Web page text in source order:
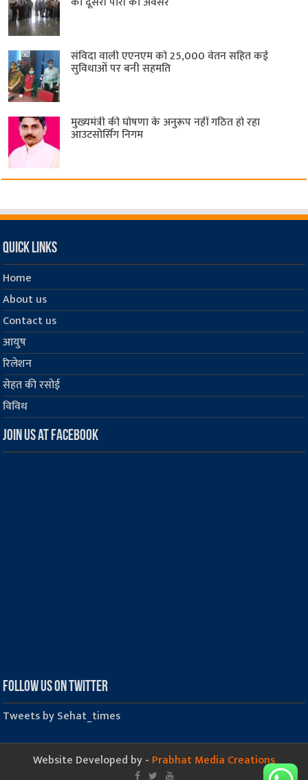
संविदा वाली एएनएम को 25,000 वेतन सहित कई
सुविधाओं पर बनी सहमति
मुख्यमंत्री की घोषणा के अनुरूप नहीं गठित हो रहा
आउटसोर्सिंग निगम
Quick Links
Home
About us
Contact us
आयुष
रिलेशन
सेहत की रसोई
विविध
Join us at Facebook
Follow us on Twitter
Tweets by Sehat_times
Website Developed by - Prabhat Media Creations